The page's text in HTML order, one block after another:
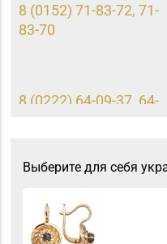
8 (0152) 71-83-72, 71-
83-70
8 (0222) 64-09-37, 64-
8 (017) 238-21-88, 8
(017) 238-21-03
Выберите для себя